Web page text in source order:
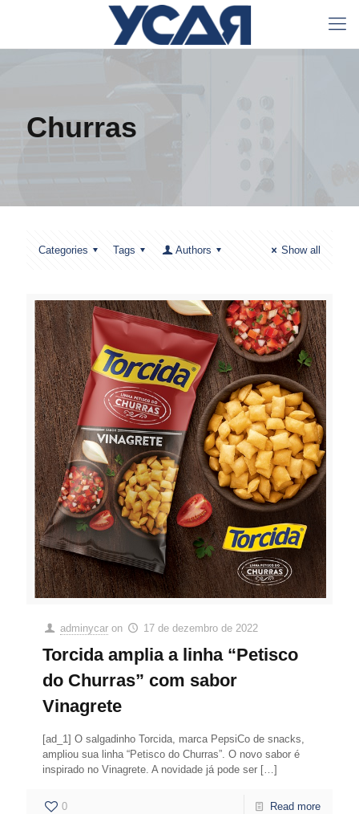
Churras
Categories Tags Authors Show all
adminycar on 17 de dezembro de 2022
Torcida amplia a linha “Petisco
do Churras” com sabor
Vinagrete
[ad_1] O salgadinho Torcida, marca PepsiCo de snacks,
ampliou sua linha “Petisco do Churras”. O novo sabor é
inspirado no Vinagrete. A novidade já pode ser […]
0 Read more